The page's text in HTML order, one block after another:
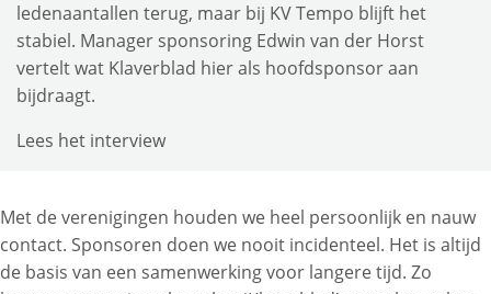
ledenaantallen terug, maar bij KV Tempo blijft het
stabiel. Manager sponsoring Edwin van der Horst
vertelt wat Klaverblad hier als hoofdsponsor aan
bijdraagt.
Lees het interview
Met de verenigingen houden we heel persoonlijk en nauw
contact. Sponsoren doen we nooit incidenteel. Het is altijd
de basis van een samenwerking voor langere tijd. Zo